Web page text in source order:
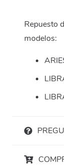
Repuesto
modelos: